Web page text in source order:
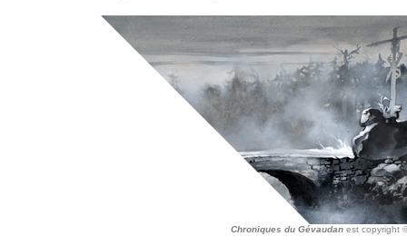
Chroniques du Gévaudan est copyright